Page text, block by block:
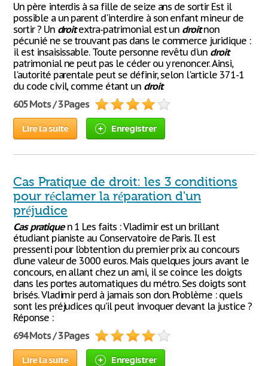
Un père interdis à sa fille de seize ans de sortir Est il
possible a un parent d'interdire à son enfant mineur de
sortir ? Un droitextra-patrimonial est un droitnon
pécunié ne se trouvant pas dans le commerce juridique :
il est insaisissable. Toute personne revêtu d'un droit
patrimonial ne peut pas le céder ou y renoncer. Ainsi,
l'autorité parentale peut se définir, selon l'article 371-1
du code civil, comme étant un droit
605 Mots / 3 Pages
Lire la suite Enregistrer
Cas Pratique de droit: les 3 conditions
pour réclamer la réparation d'un
préjudice
Cas pratiquen 1 Les faits : Vladimir est un brillant
étudiant pianiste au Conservatoire de Paris. Il est
pressenti pour l’obtention du premier prix au concours
d’une valeur de 3000 euros. Mais quelques jours avant le
concours, en allant chez un ami, il se coince les doigts
dans les portes automatiques du métro. Ses doigts sont
brisés. Vladimir perd à jamais son don. Problème : quels
sont les préjudices qu’il peut invoquer devant la justice ?
Réponse :
694 Mots / 3 Pages
Lire la suite Enregistrer